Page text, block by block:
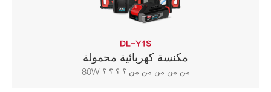
DL-Y1S
مكنسة كهربائية محمولة
من من من من من ؟ ؟ ؟ ؟ 80W